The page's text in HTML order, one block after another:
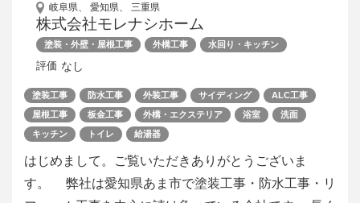
岐阜県、 愛知県、 三重県
株式会社モレナシホーム
塗装・外壁・屋根工事 外構工事 水回り・キッチン
評価 なし
塗装工事 防水工事 外装工事 サイディング
ALC工事
屋根工事
板金工事 外構・エクステリア 浴室
洗面
キッチン
トイレ 給湯器
はじめまして。ご覧いただきありがとうございま
す。 弊社は愛知県あま市で塗装工事・防水工事・リ